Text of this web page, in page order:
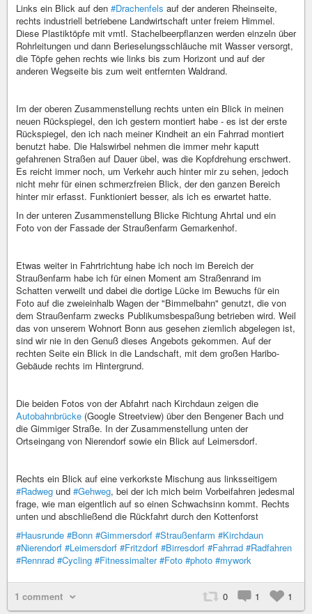
Links ein Blick auf den #Drachenfels auf der anderen Rheinseite,
rechts industriell betriebene Landwirtschaft unter freiem Himmel.
Diese Plastiktöpfe mit vmtl. Stachelbeerpflanzen werden einzeln über
Rohrleitungen und dann Berieselungsschläuche mit Wasser versorgt,
die Töpfe gehen rechts wie links bis zum Horizont und auf der
anderen Wegseite bis zum weit entfernten Waldrand.
Im der oberen Zusammenstellung rechts unten ein Blick in meinen
neuen Rückspiegel, den ich gestern montiert habe - es ist der erste
Rückspiegel, den ich nach meiner Kindheit an ein Fahrrad montiert
benutzt habe. Die Halswirbel nehmen die immer mehr kaputt
gefahrenen Straßen auf Dauer übel, was die Kopfdrehung erschwert.
Es reicht immer noch, um Verkehr auch hinter mir zu sehen, jedoch
nicht mehr für einen schmerzfreien Blick, der den ganzen Bereich
hinter mir erfasst. Funktioniert besser, als ich es erwartet hatte.
In der unteren Zusammenstellung Blicke Richtung Ahrtal und ein
Foto von der Fassade der Straußenfarm Gemarkenhof.
Etwas weiter in Fahrtrichtung habe ich noch im Bereich der
Straußenfarm habe ich für einen Moment am Straßenrand im
Schatten verweilt und dabei die dortige Lücke im Bewuchs für ein
Foto auf die zweieinhalb Wagen der "Bimmelbahn" genutzt, die von
dem Straußenfarm zwecks Publikumsbespaßung betrieben wird. Weil
das von unserem Wohnort Bonn aus gesehen ziemlich abgelegen ist,
sind wir nie in den Genuß dieses Angebots gekommen. Auf der
rechten Seite ein Blick in die Landschaft, mit dem großen Haribo-
Gebäude rechts im Hintergrund.
Die beiden Fotos von der Abfahrt nach Kirchdaun zeigen die
Autobahnbrücke (Google Streetview) über den Bengener Bach und
die Gimmiger Straße. In der Zusammenstellung unten der
Ortseingang von Nierendorf sowie ein Blick auf Leimersdorf.
Rechts ein Blick auf eine verkorkste Mischung aus linksseitigem
#Radweg und #Gehweg, bei der ich mich beim Vorbeifahren jedesmal
frage, wie man eigentlich auf so einen Schwachsinn kommt. Rechts
unten und abschließend die Rückfahrt durch den Kottenforst
#Hausrunde #Bonn #Gimmersdorf #Straußenfarm #Kirchdaun
#Nierendorf #Leimersdorf #Fritzdorf #Birresdorf #Fahrrad #Radfahren
#Rennrad #Cycling #Fitnessimalter #Foto #photo #mywork
1 comment 0 1 1